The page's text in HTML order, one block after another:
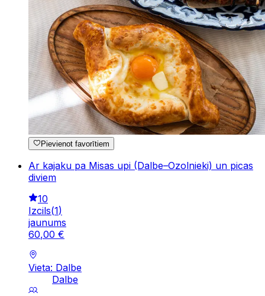
Pievienot favorītiem
Ar kajaku pa Misas upi (Dalbe–Ozolnieki) un picas
diviem
10
Izcils(1)
jaunums
60,00 €
Vieta: Dalbe
Dalbe